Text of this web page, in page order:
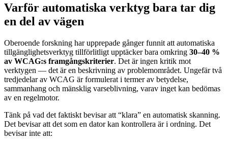
Varför automatiska verktyg bara tar dig
en del av vägen
Oberoende forskning har upprepade gånger funnit att automatiska
tillgänglighetsverktyg tillförlitligt upptäcker bara omkring 30–40 %
av WCAG:s framgångskriterier. Det är ingen kritik mot
verktygen — det är en beskrivning av problemområdet. Ungefär två
tredjedelar av WCAG är formulerat i termer av betydelse,
sammanhang och mänsklig varseblivning, varav inget kan bedömas
av en regelmotor.
Tänk på vad det faktiskt bevisar att “klara” en automatisk skanning.
Det bevisar att det som en dator kan kontrollera är i ordning. Det
bevisar inte att: